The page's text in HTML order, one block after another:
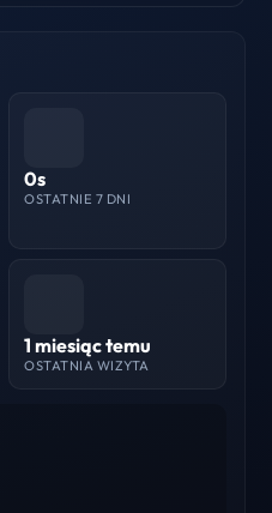
0s
OSTATNIE 7 DNI
1 miesiąc temu
OSTATNIA WIZYTA